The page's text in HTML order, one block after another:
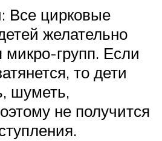
Все цирковые
желательно
микро-групп. Если
то дети
шуметь,
не получится